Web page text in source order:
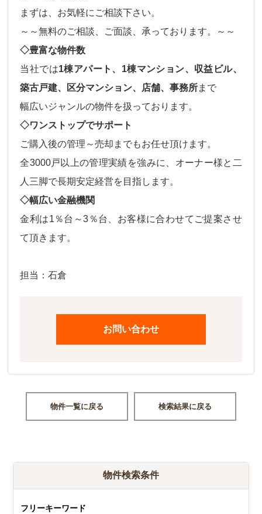
まずは、お気軽にご相談下さい。
～～無料のご相談、ご面談、承っております。～～
◇豊富な物件数
当社では1棟アパート、1棟マンション、収益ビル、
築古戸建、区分マンション、店舗、事務所まで
幅広いジャンルの物件を扱っております。
◇ワンストップでサポート
ご購入後の管理～売却 までもお任せ頂けます。
全3000戸以上の管理実績を強みに、オーナー様と二
人三脚で長期安定経営を目指します。
◇幅広い金融機関
金利は1％台～3％台、 お客様に合わせてご提案させ
て頂きます。
担当：石倉
お問い合わせ
物件一覧に戻る 検索結果に戻る
物件検索条件
フリーキーワード